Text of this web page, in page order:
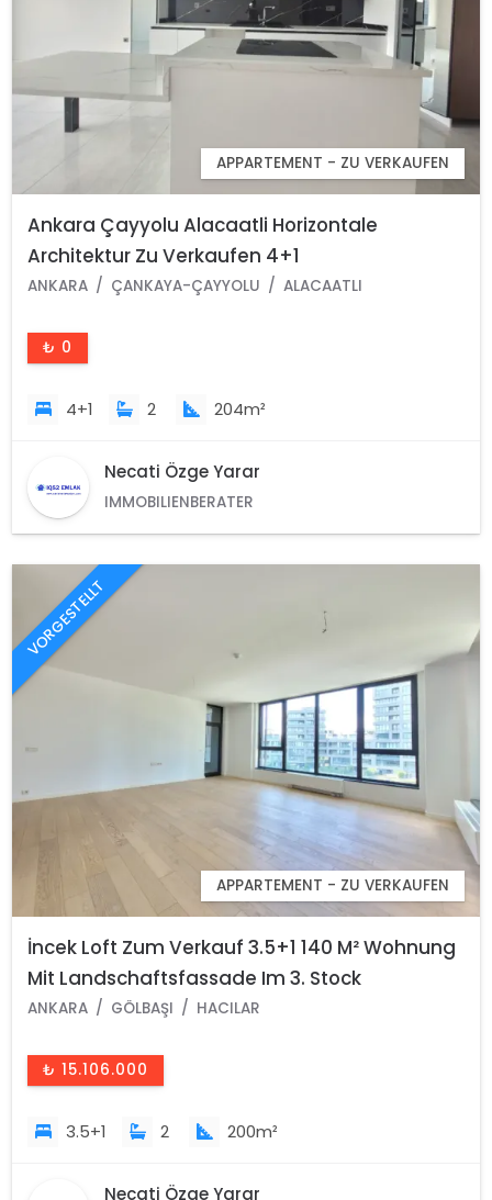
APPARTEMENT - ZU VERKAUFEN
Ankara Çayyolu Alacaatli Horizontale
Architektur Zu Verkaufen 4+1
ANKARA ÇANKAYA-ÇAYYOLU ALACAATLI
₺ 0
4+1 2 204m²
Necati Özge Yarar
IMMOBILIENBERATER
VORGESTELLT
APPARTEMENT - ZU VERKAUFEN
İncek Loft Zum Verkauf 3.5+1 140 M² Wohnung
Mit Landschaftsfassade Im 3. Stock
ANKARA GÖLBAŞI HACILAR
₺ 15.106.000
3.5+1 2 200m²
Necati Özge Yarar